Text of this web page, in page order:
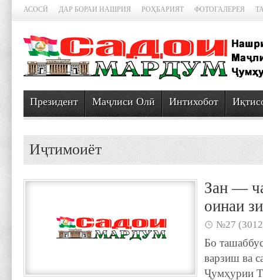
АСОСӢ ДАР БОРАИ НАШРИЯ РОҲБАРИЯТ ФОТОГАЛЕРЕЯ
Президент Маҷлиси Олӣ Интихобот
Иҷтимоиёт
Зан —
оинаи
№27
Бо
варзиш ва
Ҷумҳурии